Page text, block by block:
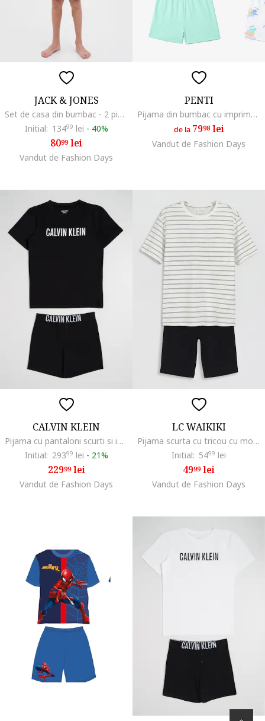
JACK & JONES
Set de casa din bumbac - 2 piese, Albastru inchis
Initial: 13499 lei - 40%
8099lei
Vandut de Fashion Days
PENTI
Pijama din bumbac cu imprimeu grafic si maneci scurte, Alb/Albastru aquamarin/Lila
de la 7998lei
Vandut de Fashion Days
CALVIN KLEIN
Pijama cu pantaloni scurti si imprimeu logo, Negru
Initial: 29399 lei - 21%
22999lei
Vandut de Fashion Days
LC WAIKIKI
Pijama scurta cu tricou cu model in dungi, Alb/Negru antracit
Initial: 5499 lei
4999lei
Vandut de Fashion Days